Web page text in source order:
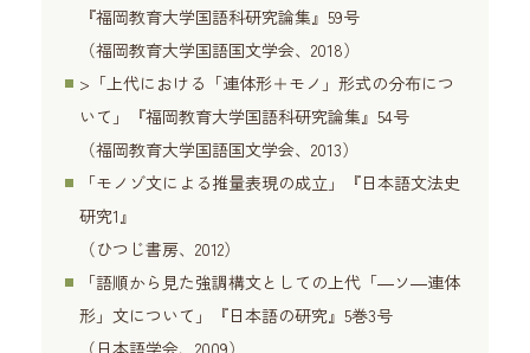
『福岡教育大学国語科研究論集』59号
（福岡教育大学国語国文学会、2018）
>「上代における「連体形＋モノ」形式の分布につ
いて」『福岡教育大学国語科研究論集』54号
（福岡教育大学国語国文学会、2013）
「モノゾ文による推量表現の成立」『日本語文法史
研究1』
（ひつじ書房、2012）
「語順から見た強調構文としての上代「―ソ―連体
形」文について」『日本語の研究』5巻3号
（日本語学会、2009）